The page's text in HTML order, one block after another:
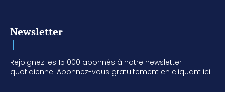
Newsletter
Rejoignez les 15 000 abonnés à notre newsletter
quotidienne. Abonnez-vous gratuitement en cliquant ici.